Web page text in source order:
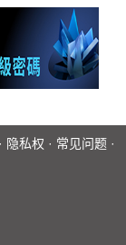
· 隐私权 · 常见问题 ·